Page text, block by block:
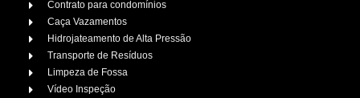
Contrato para condomínios
Caça Vazamentos
Hidrojateamento de Alta Pressão
Transporte de Resíduos
Limpeza de Fossa
Vídeo Inspeção